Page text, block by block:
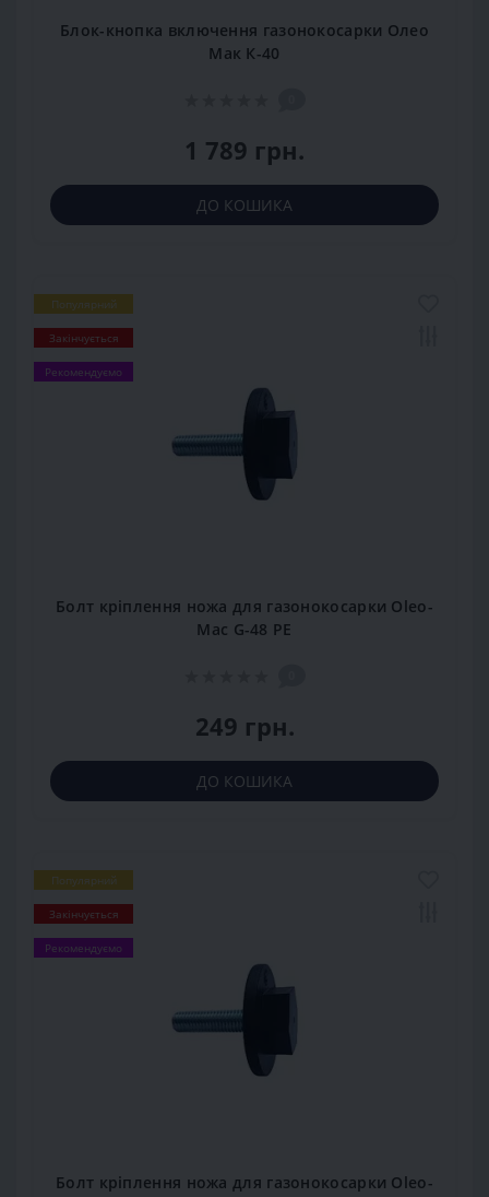
Блок-кнопка включення газонокосарки Олео
Мак К-40
1 789 грн.
ДО КОШИКА
Популярний
Закінчується
Рекомендуємо
Болт кріплення ножа для газонокосарки Oleo-
Mac G-48 РЕ
249 грн.
ДО КОШИКА
Популярний
Закінчується
Рекомендуємо
Болт кріплення ножа для газонокосарки Oleo-